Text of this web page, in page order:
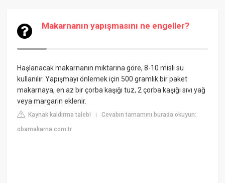
Makarnanın yapışmasını ne engeller?
Haşlanacak makarnanın miktarına göre, 8-10 misli su
kullanılır. Yapışmayı önlemek için 500 gramlık bir paket
makarnaya, en az bir çorba kaşığı tuz, 2 çorba kaşığı sıvı yağ
veya margarin eklenir.
Kaynak kaldırma talebi |Cevabın tamamını burada okuyun:
obamakarna.com.tr